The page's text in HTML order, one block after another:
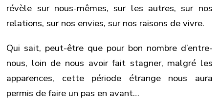
révèle sur nous-mêmes, sur les autres, sur nos
relations, sur nos envies, sur nos raisons de vivre.
Qui sait, peut-être que pour bon nombre d’entre-
nous, loin de nous avoir fait stagner, malgré les
apparences, cette période étrange nous aura
permis de faire un pas en avant…